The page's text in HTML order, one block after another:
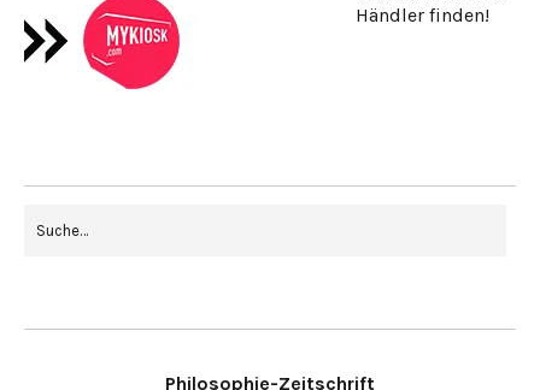
Händler finden!
Philosophie-Zeitschrift